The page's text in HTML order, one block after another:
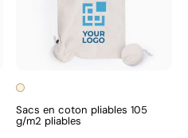
Sacs en coton pliables 105
g/m2 pliables